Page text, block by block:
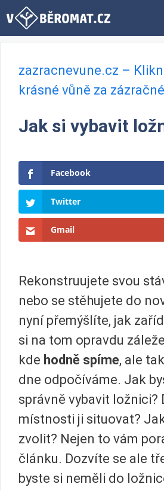
Přeskočit
zazracnevune.cz –
krásné vůně za
Jak si vybavit
Facebook
Twitter
Gmail
Rekonstruujete svou
nebo se stěhujete do
nyní přemýšlíte, jak
si na tom opravdu
kde hodně spíme, ale
dne odpočíváme. Jak
správně vybavit ložnici?
místnosti ji situovat?
zvolit? Nejen to vám
článku. Dozvíte se ale
byste si neměli do